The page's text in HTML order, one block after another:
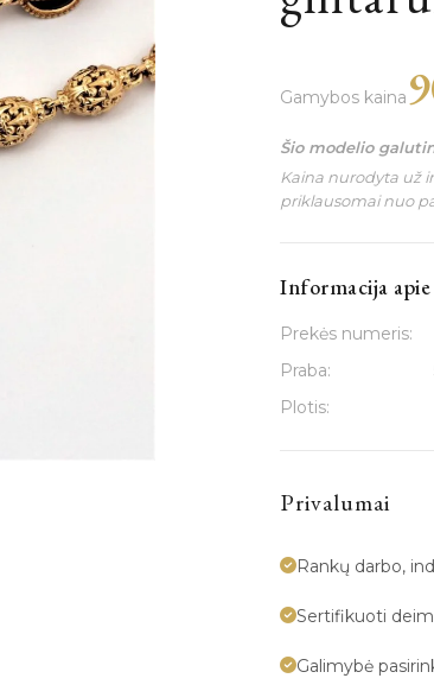
Gamybos kaina
Šio modelio
Kaina nurodyta už
priklausomai nuo
Informacija
Prekės numeris:
Praba:
Plotis:
Privalumai
Rankų darbo,
Sertifikuoti
Galimybė